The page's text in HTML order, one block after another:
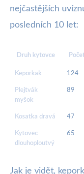
nejčastějších
posledních 10 let:
Druh kytovce
Keporkak 124
Plejtvák
myšok
89
Kosatka dravá 47
Kytovec
dlouhoploutvý
65
Jak je vidět,